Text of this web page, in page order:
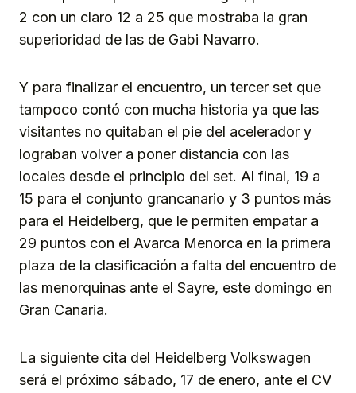
2 con un claro 12 a 25 que mostraba la gran
superioridad de las de Gabi Navarro.
Y para finalizar el encuentro, un tercer set que
tampoco contó con mucha historia ya que las
visitantes no quitaban el pie del acelerador y
lograban volver a poner distancia con las
locales desde el principio del set. Al final, 19 a
15 para el conjunto grancanario y 3 puntos más
para el Heidelberg, que le permiten empatar a
29 puntos con el Avarca Menorca en la primera
plaza de la clasificación a falta del encuentro de
las menorquinas ante el Sayre, este domingo en
Gran Canaria.
La siguiente cita del Heidelberg Volkswagen
será el próximo sábado, 17 de enero, ante el CV